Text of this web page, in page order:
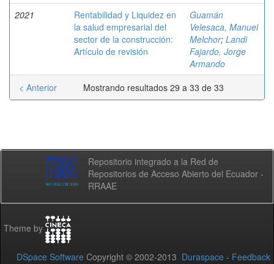
2021
Rentabilidad y Liquidez en
la salud empresarial del
sector de la construcción:
Artículo de revisión
Guamán
Velesaca, Manuel
Melchor; Landi
Fajardo, Jorge
Armando
Mostrando resultados 29 a 33 de 33
< Anterior
Repositorio integrado a la Red de
Repositorios de Acceso Abierto del Ecuador -
RRAAE
Theme by
DSpace Software Copyright © 2002-2013 Duraspace - Feedback